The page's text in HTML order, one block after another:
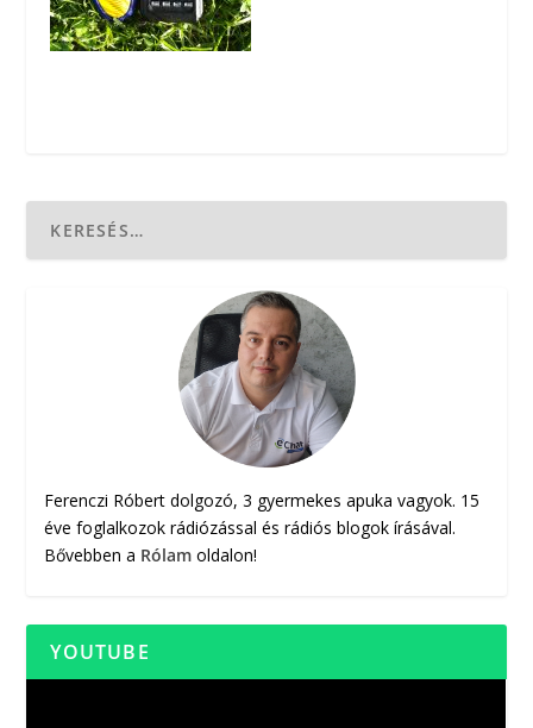
Ferenczi Róbert dolgozó, 3 gyermekes apuka vagyok. 15
éve foglalkozok rádiózással és rádiós blogok írásával.
Bővebben a Rólam oldalon!
YOUTUBE